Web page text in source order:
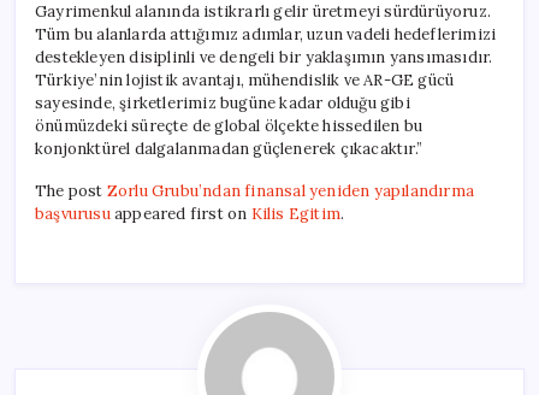
Gayrimenkul alanında istikrarlı gelir üretmeyi sürdürüyoruz.
Tüm bu alanlarda attığımız adımlar, uzun vadeli hedeflerimizi
destekleyen disiplinli ve dengeli bir yaklaşımın yansımasıdır.
Türkiye’nin lojistik avantajı, mühendislik ve AR-GE gücü
sayesinde, şirketlerimiz bugüne kadar olduğu gibi
önümüzdeki süreçte de global ölçekte hissedilen bu
konjonktürel dalgalanmadan güçlenerek çıkacaktır.”
The post Zorlu Grubu’ndan finansal yeniden yapılandırma
başvurusuappeared first on Kilis Egitim.